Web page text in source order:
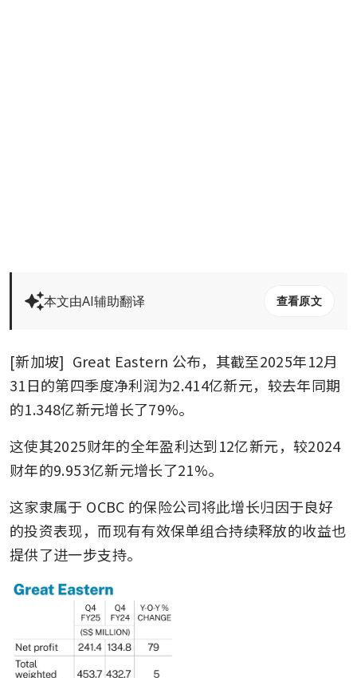
本文由AI辅助翻译 查看原文
[新加坡] Great Eastern 公布，其截至2025年12月
31日的第四季度净利润为2.414亿新元，较去年同期
的1.348亿新元增长了79%。
这使其2025财年的全年盈利达到12亿新元，较2024
财年的9.953亿新元增长了21%。
这家隶属于 OCBC 的保险公司将此增长归因于良好
的投资表现，而现有有效保单组合持续释放的收益也
提供了进一步支持。